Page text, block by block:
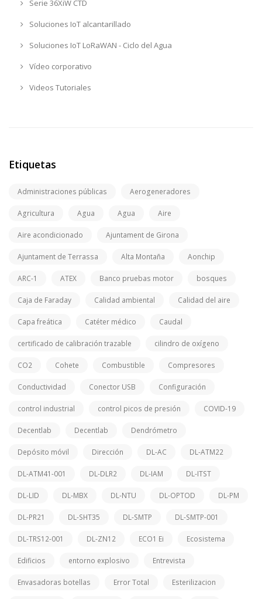
Serie 36XiW CTD
Soluciones IoT alcantarillado
Soluciones IoT LoRaWAN - Ciclo del Agua
Vídeo corporativo
Videos Tutoriales
Etiquetas
Administraciones públicas Aerogeneradores
Agricultura Agua Agua Aire
Aire acondicionado Ajuntament de Girona
Ajuntament de Terrassa Alta Montaña Aonchip
ARC-1 ATEX Banco pruebas motor bosques
Caja de Faraday Calidad ambiental Calidad del aire
Capa freática Catéter médico Caudal
certificado de calibración trazable cilindro de oxígeno
CO2 Cohete Combustible Compresores
Conductividad Conector USB Configuración
control industrial control picos de presión COVID-19
Decentlab Decentlab Dendrómetro
Depósito móvil Dirección DL-AC DL-ATM22
DL-ATM41-001 DL-DLR2 DL-IAM DL-ITST
DL-LID DL-MBX DL-NTU DL-OPTOD DL-PM
DL-PR21 DL-SHT35 DL-SMTP DL-SMTP-001
DL-TRS12-001 DL-ZN12 ECO1 Ei Ecosistema
Edificios entorno explosivo Entrevista
Envasadoras botellas Error Total Esterilizacion